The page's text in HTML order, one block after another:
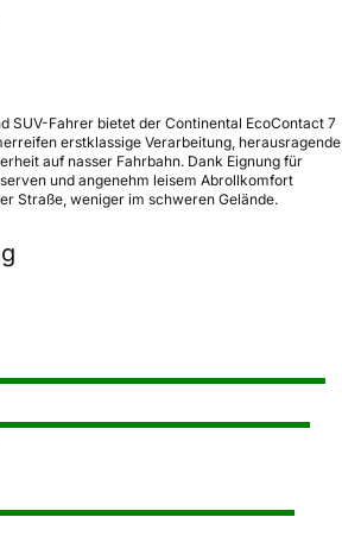
SUV-Fahrer bietet der Continental EcoContact 7
erstklassige Verarbeitung, herausragende
auf nasser Fahrbahn. Dank Eignung für
und angenehm leisem Abrollkomfort
Straße, weniger im schweren Gelände.